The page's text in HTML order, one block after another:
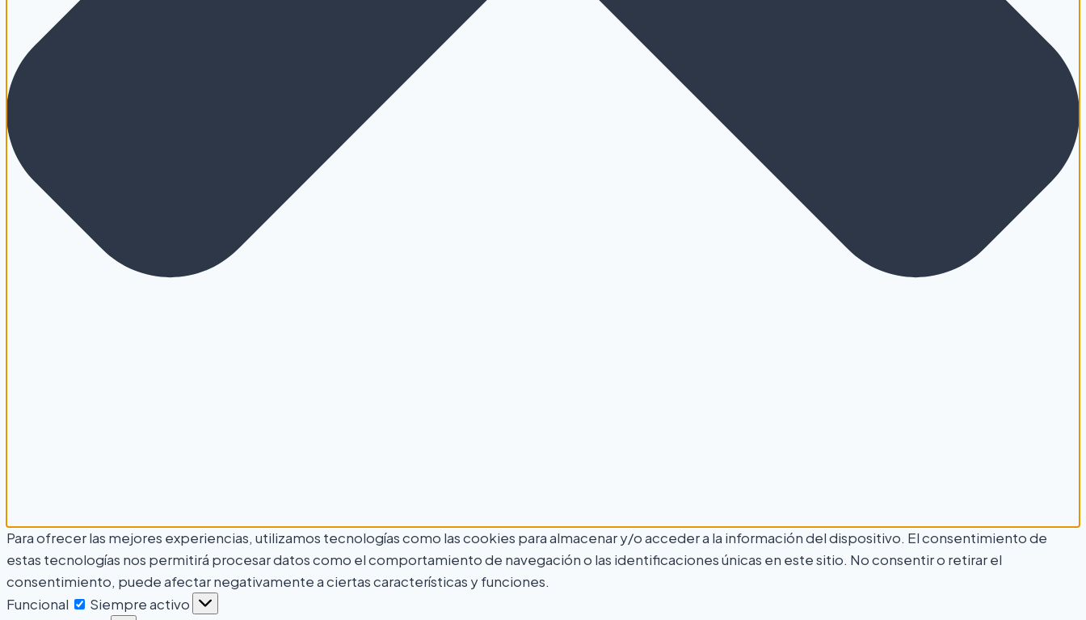
Para ofrecer las mejores experiencias, utilizamos tecnologías como las cookies para almacenar y/o acceder a la información del dispositivo. El consentimiento de
estas tecnologías nos permitirá procesar datos como el comportamiento de navegación o las identificaciones únicas en este sitio. No consentir o retirar el
consentimiento, puede afectar negativamente a ciertas características y funciones.
Funcional
Siempre activo